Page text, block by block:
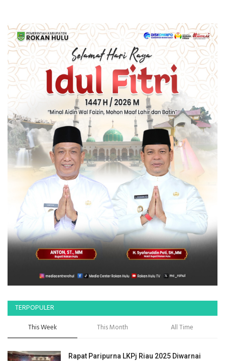
TERPOPULER
This Week This Month All Time
Rapat Paripurna LKPj Riau 2025 Diwarnai